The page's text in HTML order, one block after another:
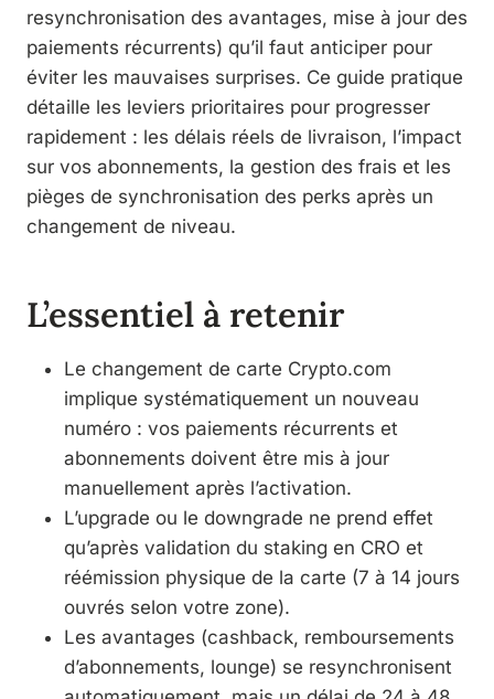
resynchronisation des avantages, mise à jour des
paiements récurrents) qu’il faut anticiper pour
éviter les mauvaises surprises. Ce guide pratique
détaille les leviers prioritaires pour progresser
rapidement : les délais réels de livraison, l’impact
sur vos abonnements, la gestion des frais et les
pièges de synchronisation des perks après un
changement de niveau.
L’essentiel à retenir
Le changement de carte Crypto.com
implique systématiquement un nouveau
numéro : vos paiements récurrents et
abonnements doivent être mis à jour
manuellement après l’activation.
L’upgrade ou le downgrade ne prend effet
qu’après validation du staking en CRO et
réémission physique de la carte (7 à 14 jours
ouvrés selon votre zone).
Les avantages (cashback, remboursements
d’abonnements, lounge) se resynchronisent